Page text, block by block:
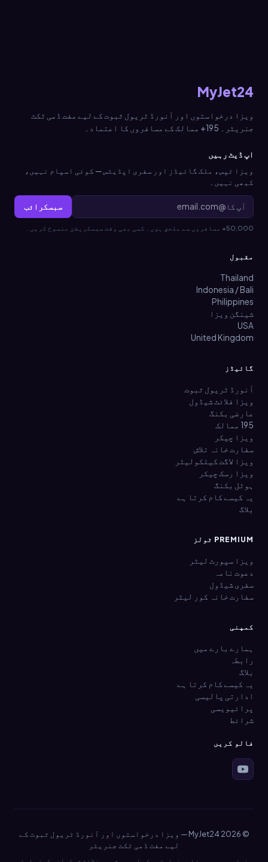
MyJet24
ویزا درخواستوں اور آنورڈ ٹریول ثبوت کے لیے مفت ڈمی ٹکٹ
جنریٹر۔ 195+ ممالک کے مسافروں کا اعتماد۔
اپ ڈیٹ رہیں
ویزا ٹپس، ملک گائیڈز اور سفری اپڈیٹس — کوئی اسپام نہیں،
کبھی نہیں۔
سبسکرائب
50,000+ مسافروں سے ملحق ہوں۔ کسی بھی وقت سبسکرپشن منسوخ کریں۔
مقبول
Thailand
Indonesia / Bali
Philippines
شینگن ویزا
USA
United Kingdom
گائیڈز
آنورڈ ٹریول ثبوت
ویزا فلائٹ شیڈول
عارضی بکنگ
195 ممالک
ویزا چیکر
سفارت خانہ تلاش
ویزا لاگت کیلکولیٹر
ویزا رسک چیکر
ہوٹل بکنگ
یہ کیسے کام کرتا ہے
بلاگ
PREMIUM ٹولز
ویزا سپورٹ لیٹر
دعوت نامہ
سفری شیڈول
سفارت خانہ کور لیٹر
کمپنی
ہمارے بارے میں
رابطہ
بلاگ
یہ کیسے کام کرتا ہے
ادارتی پالیسی
پرائیویسی
شرائط
فالو کریں
© 2026 MyJet24 — ویزا درخواستوں اور آنورڈ ٹریول ثبوت کے
لیے مفت ڈمی ٹکٹ جنریٹر